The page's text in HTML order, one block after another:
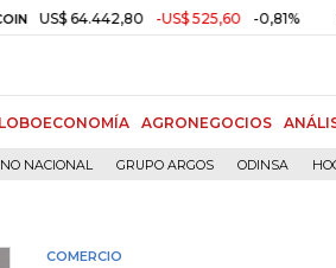
64.442,80 -US$ 525,60 -0,81% TRM
AGRONEGOCIOS
NACIONAL GRUPO ARGOS ODINSA
COMERCIO